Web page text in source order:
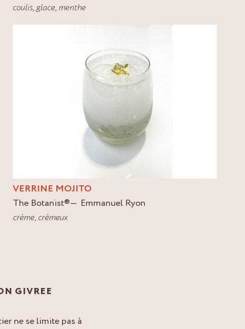
coulis,glace, menthe
VERRINE MOJITO
The Botanist®
Emmanuel Ryon
crème, crèmeux
GIVREE
ne se limite pas à